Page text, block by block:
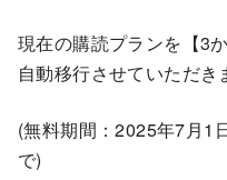
現在の購読プランを【3
自動移行させていただき
(無料期間：2025年7月1
で)